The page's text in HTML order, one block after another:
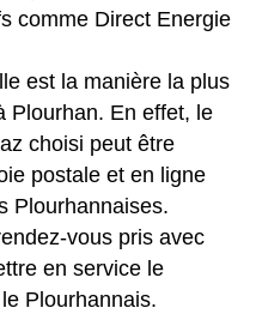
comme Direct Energie
est la manière la plus
Plourhan. En effet, le
choisi peut être
postale et en ligne
Plourhannaises.
vous pris avec
en service le
Plourhannais.